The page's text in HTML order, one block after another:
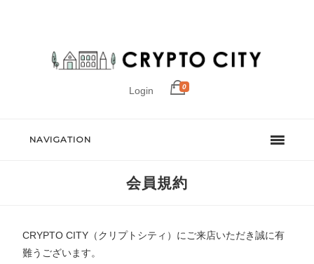
Login 0
NAVIGATION
会員規約
CRYPTO CITY（クリプトシティ）にご来店いただき誠に有
難うございます。